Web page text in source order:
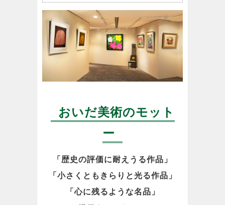
おいだ美術のモット
ー
「歴史の評価に耐えうる作品」
「小さくともきらりと光る作品」
「心に残るような名品」